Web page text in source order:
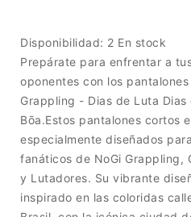
Disponibilidad: 2 En stock
Prepárate para enfrentar a
oponentes con los
Grappling - Dias de Luta Dias
Bōa.Estos pantalones cortos
especialmente diseñados
fanáticos de NoGi Grappling,
y Lutadores. Su vibrante
inspirado en las coloridas